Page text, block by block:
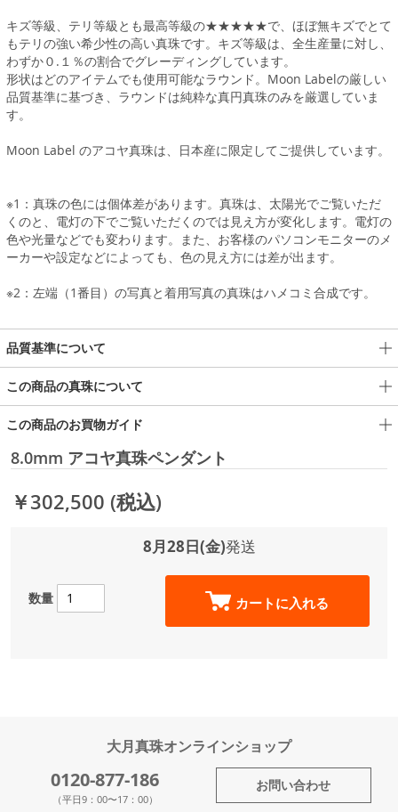
キズ等級、テリ等級とも最高等級の★★★★★で、ほぼ無キズでとて
もテリの強い希少性の高い真珠です。キズ等級は、全生産量に対し、
わずか０.１％の割合でグレーディングしています。
形状はどのアイテムでも使用可能なラウンド。Moon Labelの厳しい
品質基準に基づき、ラウンドは純粋な真円真珠のみを厳選していま
す。
Moon Label のアコヤ真珠は、日本産に限定してご提供しています。
※1：真珠の色には個体差があります。真珠は、太陽光でご覧いただ
くのと、電灯の下でご覧いただくのでは見え方が変化します。電灯の
色や光量などでも変わります。また、お客様のパソコンモニターのメ
ーカーや設定などによっても、色の見え方には差が出ます。
※2：左端（1番目）の写真と着用写真の真珠はハメコミ合成です。
品質基準について
この商品の真珠について
この商品のお買物ガイド
8.0mm アコヤ真珠ペンダント
￥302,500 (税込)
8月28日(金)発送
数量 カートに入れる
大月真珠オンラインショップ
0120-877-186
（平日9：00〜17：00）
お問い合わせ